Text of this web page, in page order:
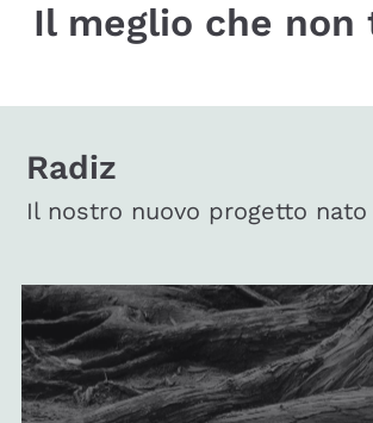
Il meglio che
Radiz
Il nostro nuovo progetto